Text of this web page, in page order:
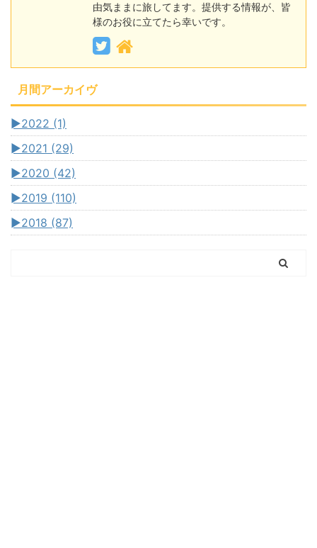
由気ままに旅してます。提供する情報が、皆
様のお役に立てたら幸いです。
月間アーカイヴ
►2022 (1)
►2021 (29)
►2020 (42)
►2019 (110)
►2018 (87)